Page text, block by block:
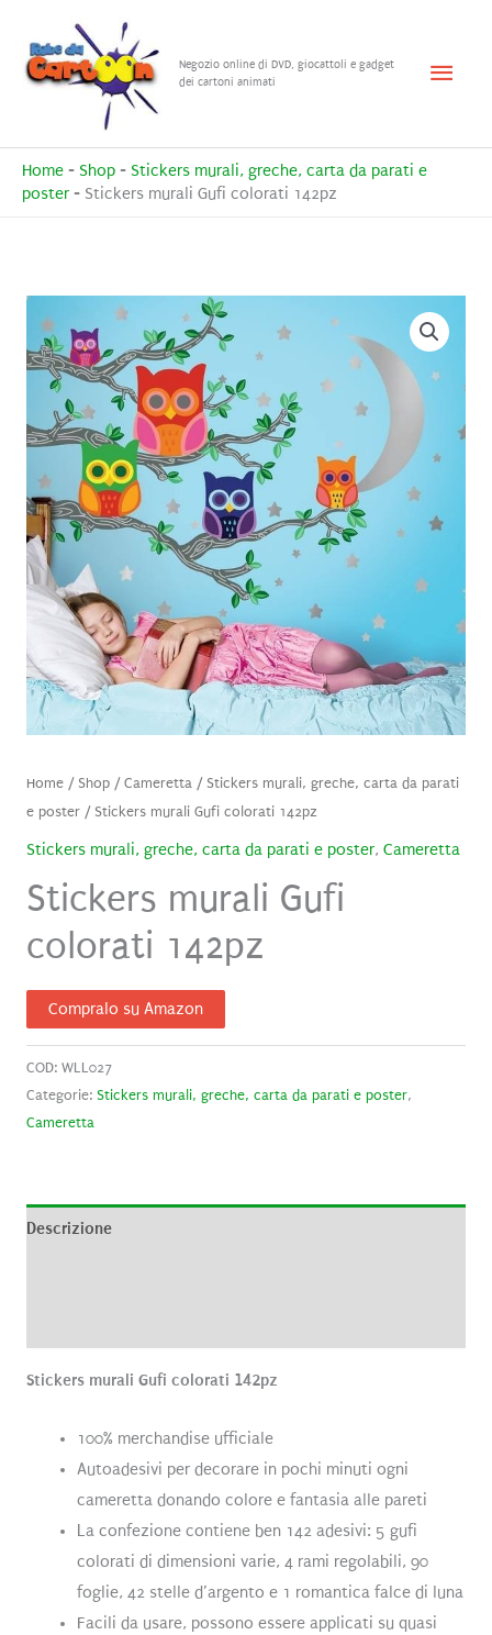
contenuto
Negozio online di DVD, giocattoli e gadget
dei cartoni animati
Menu
Home - Shop - Stickers murali, greche, carta da parati e
poster - Stickers murali Gufi colorati 142pz
Home/ Shop/Cameretta/ Stickers murali, greche, carta da parati
e poster/ Stickers murali Gufi colorati 142pz
Stickers murali, greche, carta da parati e poster, Cameretta
Stickers murali Gufi
colorati 142pz
Compralo su Amazon
COD: WLL027
Categorie: Stickers murali, greche, carta da parati e poster,
Cameretta
Descrizione
Stickers murali Gufi colorati 142pz
100% merchandise ufficiale
Autoadesivi per decorare in pochi minuti ogni
cameretta donando colore e fantasia alle pareti
La confezione contiene ben 142 adesivi: 5 gufi
colorati di dimensioni varie, 4 rami regolabili, 90
foglie, 42 stelle d’argento e 1 romantica falce di luna
Facili da usare, possono essere applicati su quasi